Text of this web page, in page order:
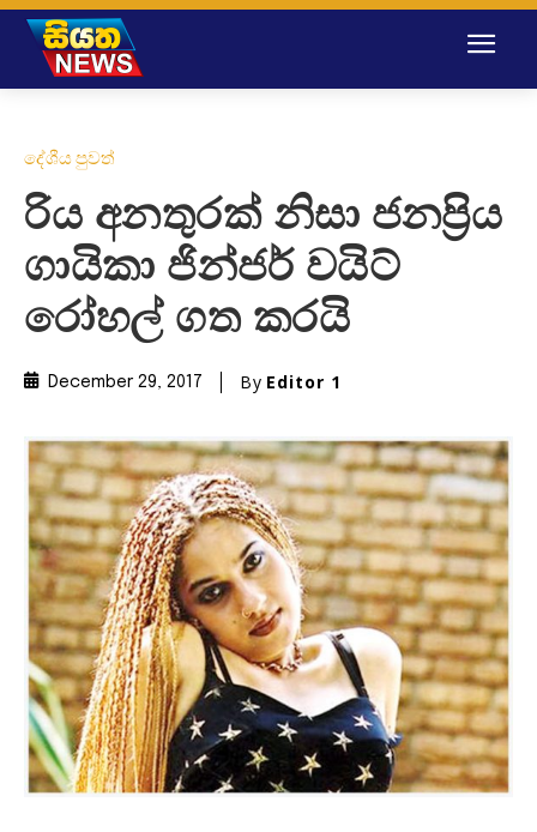
දේශීය පුවත්
රිය අනතුරක් නිසා ජනප්‍රිය
ගායිකා ජින්ජර් වයිට්
රෝහල් ගත කරයි
December 29, 2017 By Editor 1